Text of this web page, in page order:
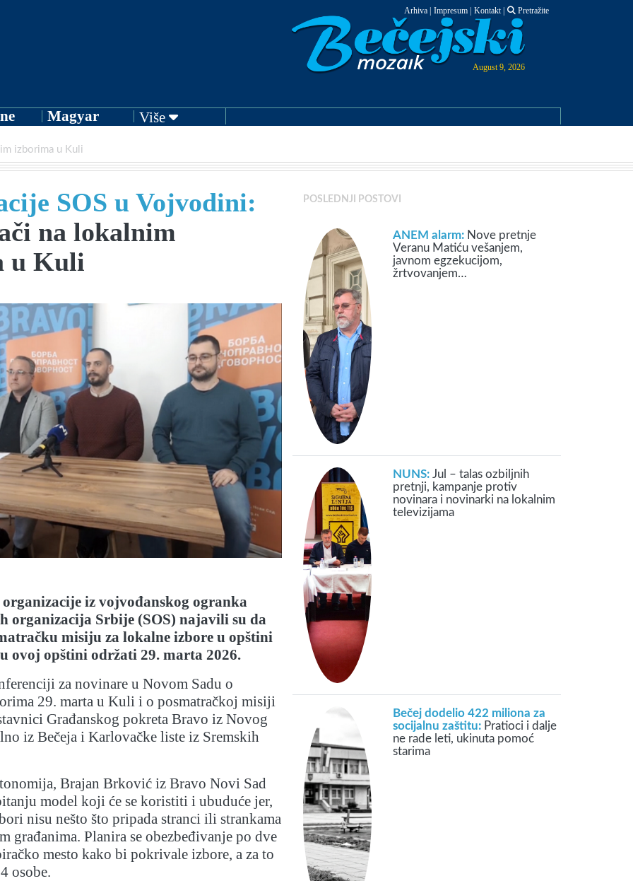
Arhiva Impresum Kontakt| Pretražite
August 9, 2026
Magyar Više
izborima u Kuli
SOS u Vojvodini:
na lokalnim
u Kuli
iz vojvođanskog ogranka
organizacija Srbije (SOS) najavili su da
misiju za lokalne izbore u opštini
ovoj opštini održati 29. marta 2026.
za novinare u Novom Sadu o
29. marta u Kuli i o posmatračkoj misiji
Građanskog pokreta Bravo iz Novog
iz Bečeja i Karlovačke liste iz Sremskih
Brajan Brković iz Bravo Novi Sad
model koji će se koristiti i ubuduće jer,
nisu nešto što pripada stranci ili strankama
građanima. Planira se obezbeđivanje po dve
mesto kako bi pokrivale izbore, a za to
osobe.
POSLEDNJI POSTOVI
ANEM alarm: Nove pretnje
Veranu Matiću vešanjem,
javnom egzekucijom,
žrtvovanjem…
NUNS: Jul – talas ozbiljnih
pretnji, kampanje protiv
novinara i novinarki na lokalnim
televizijama
Bečej dodelio 422 miliona za
socijalnu zaštitu: Pratioci i dalje
ne rade leti, ukinuta pomoć
starima